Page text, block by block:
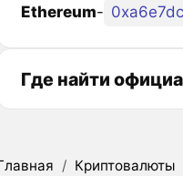
Ethereum-
Где найти
/ Криптовалюты